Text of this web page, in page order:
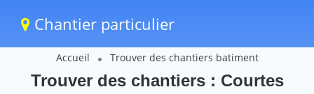
Chantier particulier
Accueil Trouver des chantiers batiment
Trouver des chantiers : Courtes